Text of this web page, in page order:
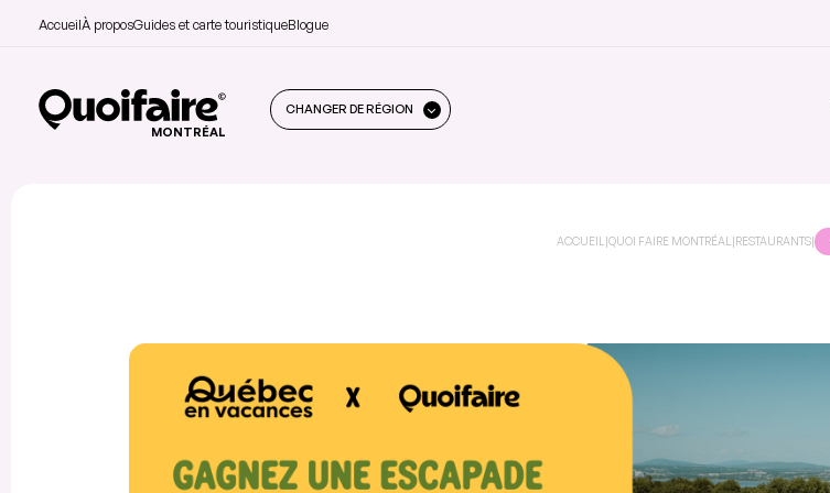
AccueilÀ proposGuides et carte touristiqueBlogue
MONTRÉAL
CHANGER DE RÉGION
ACCUEIL |QUOI FAIRE MONTRÉAL |RESTAURANTS|